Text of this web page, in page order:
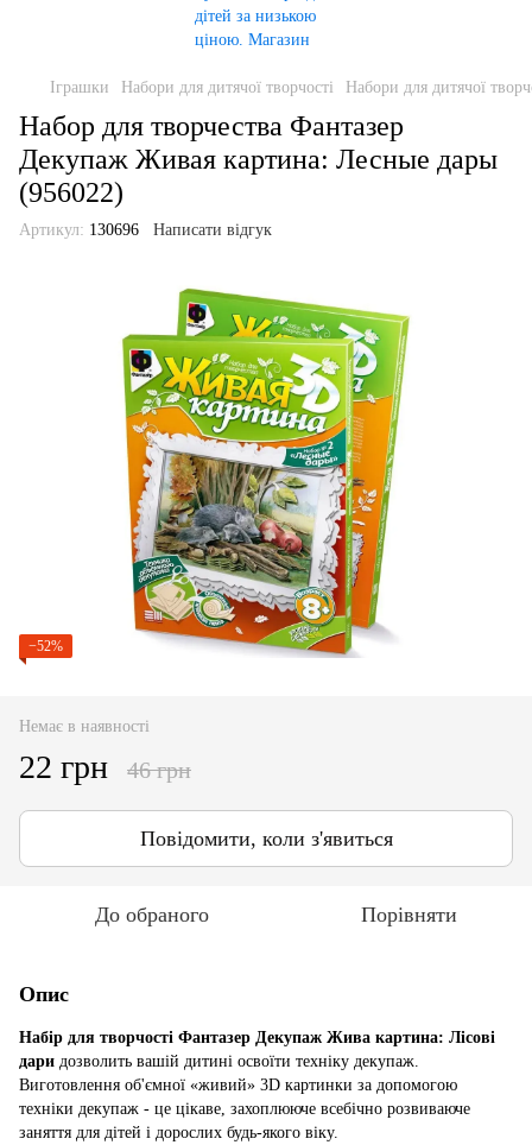
Іграшки Набори для дитячої творчості Набори для дитячої
Набор для творчества Фантазер
Декупаж Живая картина: Лесные дары
(956022)
Артикул: 130696 Написати відгук
−52%
Немає в наявності
22 грн 46 грн
Повідомити, коли з'явиться
До обраного Порівняти
Опис
Набір для творчості Фантазер Декупаж Жива картина: Лісові
дари дозволить вашій дитині освоїти техніку декупаж.
Виготовлення об'ємної «живий» 3D картинки за допомогою
техніки декупаж - це цікаве, захоплююче всебічно розвиваюче
заняття для дітей і дорослих будь-якого віку.